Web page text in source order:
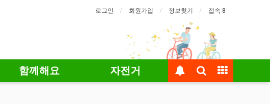
로그인 회원가입 정보찾기 접속 8
함께해요 자전거